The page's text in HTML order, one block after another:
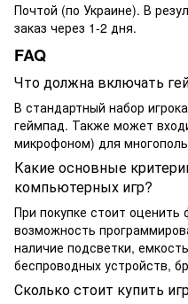
Почтой (по Украине). В
заказ через 1-2 дня.
FAQ
Что должна включать
В стандартный набор
геймпад. Также может
микрофоном) для
Какие основные
компьютерных игр?
При покупке стоит оценить
возможность
наличие подсветки,
беспроводных устройств,
Сколько стоит купить